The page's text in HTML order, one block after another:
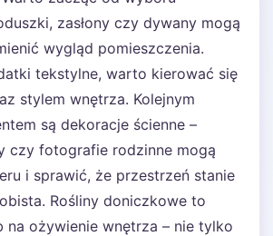
zasłony czy dywany mogą
wygląd pomieszczenia.
tekstylne, warto kierować się
stylem wnętrza. Kolejnym
są dekoracje ścienne –
czy fotografie rodzinne mogą
i sprawić, że przestrzeń stanie
Rośliny doniczkowe to
na ożywienie wnętrza – nie tylko